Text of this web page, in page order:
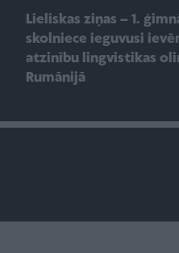
Lieliskas ziņas – 1.
skolniece ieguvusi
atzinību lingvistikas
Rumānijā